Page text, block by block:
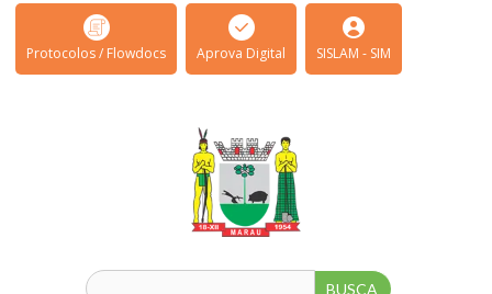
Protocolos / Flowdocs Aprova Digital SISLAM - SIM